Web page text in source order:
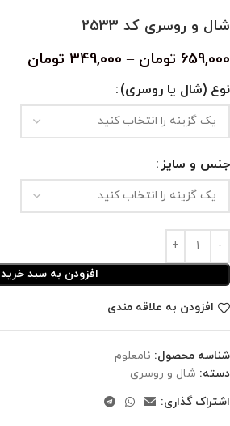
شال و روسری کد 2533
659,000 تومان –
349,000 تومان
نوع (شال یا روسری)
جنس و سایز
افزودن به سبد خرید
افزودن به علاقه مندی
شناسه محصول: نامعلوم
دسته: شال و روسری
اشتراک گذاری: